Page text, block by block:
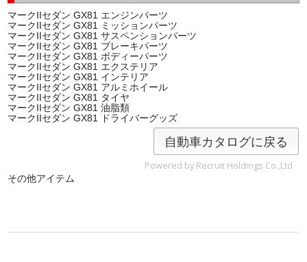
マークIIセダン GX81 エンジンパーツ
マークIIセダン GX81 ミッションパーツ
マークIIセダン GX81 サスペンションパーツ
マークIIセダン GX81 ブレーキパーツ
マークIIセダン GX81 ボディーパーツ
マークIIセダン GX81 エクステリア
マークIIセダン GX81 インテリア
マークIIセダン GX81 アルミホイール
マークIIセダン GX81 タイヤ
マークIIセダン GX81 油脂類
マークIIセダン GX81 ドライバーグッズ
自動車カタログに戻る
Powered by Recruit Holdings Co.,Ltd
その他アイテム